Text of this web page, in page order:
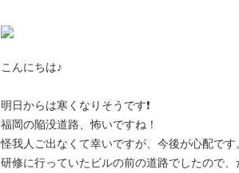
こんにちは♪
明日からは寒くなりそうです❗
福岡の陥没道路、怖いですね！
怪我人ご出なくて幸いですが、今後が心配です
研修に行っていたビルの前の道路でしたので、